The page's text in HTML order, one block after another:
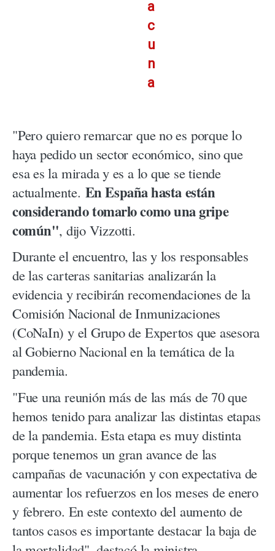
a
c
u
n
a
"Pero quiero remarcar que no es porque lo
haya pedido un sector económico, sino que
esa es la mirada y es a lo que se tiende
actualmente. En España hasta están
considerando tomarlo como una gripe
común", dijo Vizzotti.
Durante el encuentro, las y los responsables
de las carteras sanitarias analizarán la
evidencia y recibirán recomendaciones de la
Comisión Nacional de Inmunizaciones
(CoNaIn) y el Grupo de Expertos que asesora
al Gobierno Nacional en la temática de la
pandemia.
"Fue una reunión más de las más de 70 que
hemos tenido para analizar las distintas etapas
de la pandemia. Esta etapa es muy distinta
porque tenemos un gran avance de las
campañas de vacunación y con expectativa de
aumentar los refuerzos en los meses de enero
y febrero. En este contexto del aumento de
tantos casos es importante destacar la baja de